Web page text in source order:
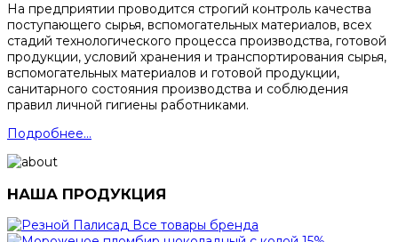
На предприятии проводится строгий контроль качества
поступающего сырья, вспомогательных материалов, всех
стадий технологического процесса производства, готовой
продукции, условий хранения и транспортирования сырья,
вспомогательных материалов и готовой продукции,
санитарного состояния производства и соблюдения
правил личной гигиены работниками.
Подробнее...
НАША ПРОДУКЦИЯ
Все товары бренда